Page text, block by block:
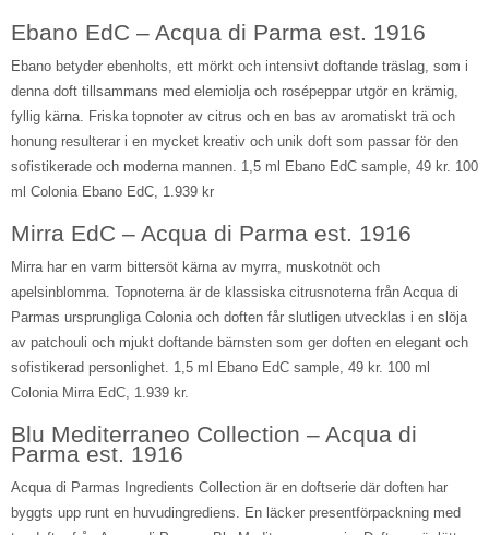
Ebano EdC – Acqua di Parma est. 1916
Ebano betyder ebenholts, ett mörkt och intensivt doftande träslag, som i
denna doft tillsammans med elemiolja och rosépeppar utgör en krämig,
fyllig kärna. Friska topnoter av citrus och en bas av aromatiskt trä och
honung resulterar i en mycket kreativ och unik doft som passar för den
sofistikerade och moderna mannen. 1,5 ml Ebano EdC sample, 49 kr. 100
ml Colonia Ebano EdC, 1.939 kr
Mirra EdC – Acqua di Parma est. 1916
Mirra har en varm bittersöt kärna av myrra, muskotnöt och
apelsinblomma. Topnoterna är de klassiska citrusnoterna från Acqua di
Parmas ursprungliga Colonia och doften får slutligen utvecklas i en slöja
av patchouli och mjukt doftande bärnsten som ger doften en elegant och
sofistikerad personlighet. 1,5 ml Ebano EdC sample, 49 kr. 100 ml
Colonia Mirra EdC, 1.939 kr.
Blu Mediterraneo Collection – Acqua di
Parma est. 1916
Acqua di Parmas Ingredients Collection är en doftserie där doften har
byggts upp runt en huvudingrediens. En läcker presentförpackning med